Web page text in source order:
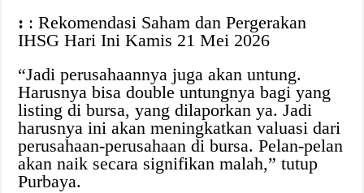
: : Rekomendasi Saham dan Pergerakan
IHSG Hari Ini Kamis 21 Mei 2026
“Jadi perusahaannya juga akan untung.
Harusnya bisa double untungnya bagi yang
listing di bursa, yang dilaporkan ya. Jadi
harusnya ini akan meningkatkan valuasi dari
perusahaan-perusahaan di bursa. Pelan-pelan
akan naik secara signifikan malah,” tutup
Purbaya.